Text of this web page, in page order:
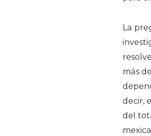
La
más
decir,
del